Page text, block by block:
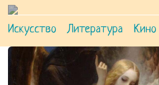
Искусство Литература Кино